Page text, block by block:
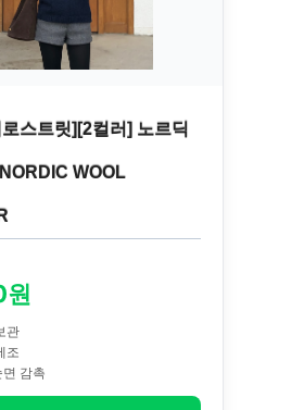
스트릿][2컬러] 노르딕
WOOL
관
조
감촉